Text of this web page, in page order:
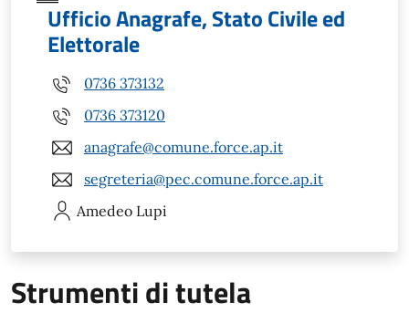
Ufficio Anagrafe, Stato Civile ed
Elettorale
0736 373132
0736 373120
anagrafe@comune.force.ap.it
segreteria@pec.comune.force.ap.it
Amedeo Lupi
Strumenti di tutela